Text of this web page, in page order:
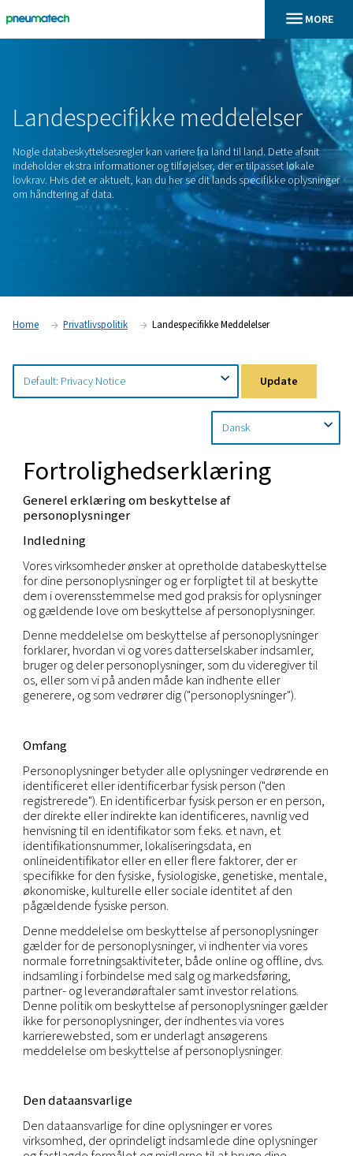
Landespecifikke
Nogle databeskyttelsesregler kan variere fra land til land.
indeholder ekstra informationer og tilføjelser, der er
lovkrav. Hvis det er aktuelt, kan du her se dit lands
om håndtering af data.
Fortrolighedserklæring
Generel erklæring om beskyttelse af
personoplysninger
Indledning
Vores virksomheder ønsker at opretholde
dem i overensstemmelse med god praksis for
og gældende love om beskyttelse af
Denne meddelelse om beskyttelse af
forklarer, hvordan vi og vores datterselskaber
bruger og deler personoplysninger, som du
os, eller som vi på anden måde kan indhente eller
generere, og som vedrører dig
Omfang
Personoplysninger betyder alle oplysninger
identificeret eller identificerbar fysisk person
registrerede"). En identificerbar fysisk person er
der direkte eller indirekte kan identificeres,
henvisning til en identifikator som f.eks. et navn, et
identifikationsnummer, lokaliseringsdata, en
specifikke for den fysiske, fysiologiske,
økonomiske, kulturelle eller sociale identitet af
pågældende fysiske person.